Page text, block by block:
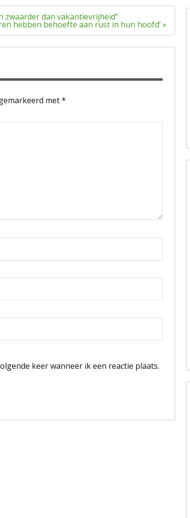
zwaarder dan vakantievrijheid”
hebben behoefte aan rust in hun hoofd’ »
met*
keer wanneer ik een reactie plaats.